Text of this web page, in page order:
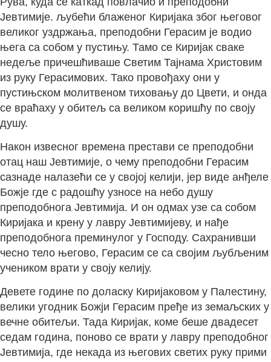
Јевтимије. љубећи блаженог Киријака због његовог
великог уздржања, преподобни Герасим је водио
њега са собом у пустињу. Тамо се Киријак сваке
недеље причешћиваше Светим Тајнама Христовим
из руку Герасимових. Тако провођаху они у
пустињском молитвеном тиховању до Цвети, и онда
се враћаху у обитељ са великом коришћу по своју
душу.
Након извесног времена престави се преподобни
отац наш Јевтимије, о чему преподобни Герасим
сазнаде налазећи се у својој келији, јер виде анђеле
Божје где с радошћу узносе на небо душу
преподобнога Јевтимија. И он одмах узе са собом
Киријака и крену у лавру Јевтимијеву, и нађе
преподобнога преминулог у Господу. Сахранивши
чесно тело његово, Герасим се са својим љубљеним
учеником врати у своју келију.
Девете године по доласку Киријаковом у Палестину,
велики угодник Божји Герасим пређе из земаљских у
вечне обитељи. Тада Киријак, коме беше двадесет
седам година, поново се врати у лавру преподобног
Јевтимија, где некада из његових светих руку прими